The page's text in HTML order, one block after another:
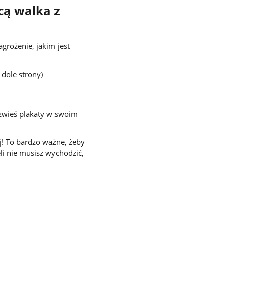
walka z
jakim jest
strony)
plakaty w swoim
To bardzo ważne, żeby
nie musisz wychodzić,